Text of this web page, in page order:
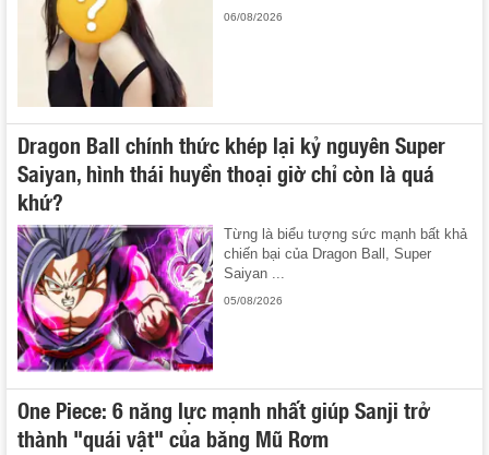
06/08/2026
Dragon Ball chính thức khép lại kỷ nguyên Super
Saiyan, hình thái huyền thoại giờ chỉ còn là quá
khứ?
Từng là biểu tượng sức mạnh bất khả
chiến bại của Dragon Ball, Super
Saiyan ...
05/08/2026
One Piece: 6 năng lực mạnh nhất giúp Sanji trở
thành "quái vật" của băng Mũ Rơm